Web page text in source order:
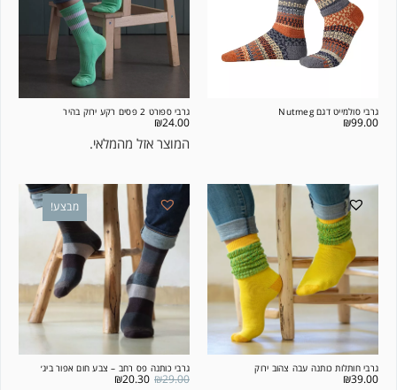
גרבי סולמייט דגם Nutmeg
₪99.00
גרבי ספורט 2 פסים רקע ירוק בהיר
₪24.00
המוצר אזל מהמלאי.
גרבי חותלות כותנה עבה צהוב ירוק
₪39.00
מבצע!
גרבי כותנה פס רחב – צבע חום אפור ביג׳
₪29.00
₪20.30